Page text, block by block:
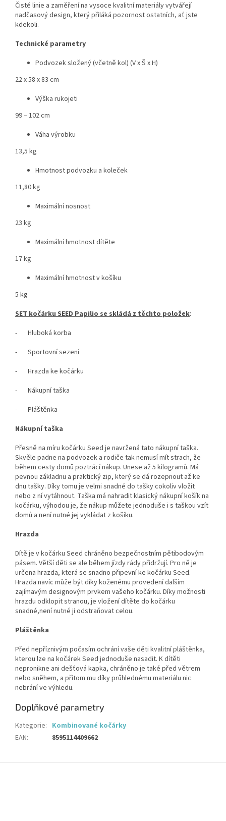
Čisté linie a zaměření na vysoce kvalitní materiály vytvářejí
nadčasový design, který přiláká pozornost ostatních, ať jste
kdekoli.
Technické parametry
Podvozek složený (včetně kol) (V x Š x H)
22 x 58 x 83 cm
Výška rukojeti
99 – 102 cm
Váha výrobku
13,5 kg
Hmotnost podvozku a koleček
11,80 kg
Maximální nosnost
23 kg
Maximální hmotnost dítěte
17 kg
Maximální hmotnost v košíku
5 kg
SET kočárku SEED Papilio se skládá z těchto položek:
- Hluboká korba
- Sportovní sezení
- Hrazda ke kočárku
- Nákupní taška
- Pláštěnka
Nákupní taška
Přesně na míru kočárku Seed je navržená tato nákupní taška.
Skvěle padne na podvozek a rodiče tak nemusí mít strach, že
během cesty domů poztrácí nákup. Unese až 5 kilogramů. Má
pevnou základnu a praktický zip, který se dá rozepnout až ke
dnu tašky. Díky tomu je velmi snadné do tašky cokoliv vložit
nebo z ní vytáhnout. Taška má nahradit klasický nákupní košík na
kočárku, výhodou je, že nákup můžete jednoduše i s taškou vzít
domů a není nutné jej vykládat z košíku.
Hrazda
Dítě je v kočárku Seed chráněno bezpečnostním pětibodovým
pásem. Větší děti se ale během jízdy rády přidržují. Pro ně je
určena hrazda, která se snadno připevní ke kočárku Seed.
Hrazda navíc může být díky koženému provedení dalším
zajímavým designovým prvkem vašeho kočárku. Díky možnosti
hrazdu odklopit stranou, je vložení dítěte do kočárku
snadné,není nutné ji odstraňovat celou.
Pláštěnka
Před nepříznivým počasím ochrání vaše děti kvalitní pláštěnka,
kterou lze na kočárek Seed jednoduše nasadit. K dítěti
nepronikne ani dešťová kapka, chráněno je také před větrem
nebo sněhem, a přitom mu díky průhlednému materiálu nic
nebrání ve výhledu.
Doplňkové parametry
Kategorie: Kombinované kočárky
EAN: 8595114409662